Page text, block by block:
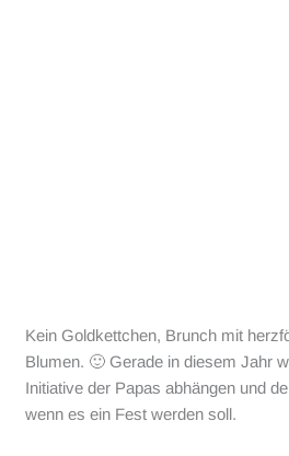
Kein Goldkettchen, Brunch mit
Blumen. 🙂 Gerade in diesem Jahr
Initiative der Papas abhängen und
wenn es ein Fest werden soll.